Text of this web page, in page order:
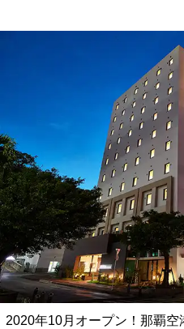
2020年10月オープン！那覇空